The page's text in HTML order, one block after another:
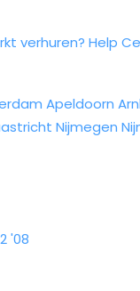
verhuren? Help
Apeldoorn
Nijmegen
'08